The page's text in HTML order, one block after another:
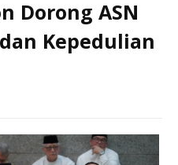
Dorong ASN
Kepedulian